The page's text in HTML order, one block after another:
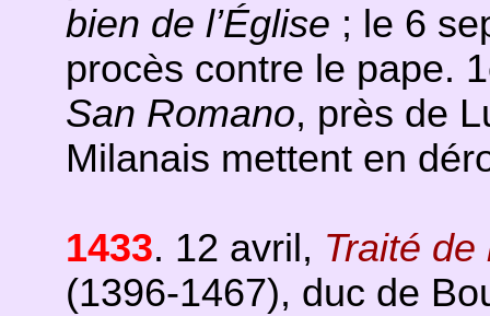
bien de l’Église ; le 6
procès contre le pape.
San Romano, près de
Milanais mettent en
1433. 12 avril, Traité de
(1396-1467), duc de